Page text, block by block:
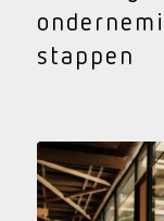
stappen